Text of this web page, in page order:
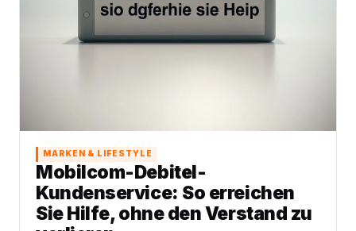
MARKEN & LIFESTYLE
Mobilcom-Debitel-
Kundenservice: So erreichen
Sie Hilfe, ohne den Verstand zu